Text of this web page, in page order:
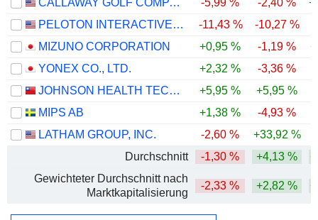
CALLAWAY GOLF COMPANY
-5,99 % -2,40 %
PELOTON INTERACTIVE, INC.
-11,43 % -10,27 %
MIZUNO CORPORATION
+0,95 % -1,19 %
YONEX CO., LTD.
+2,32 % -3,36 %
JOHNSON HEALTH TECH .CO., LTD.
+5,95 % +5,95 %
MIPS AB
+1,38 % -4,93 %
LATHAM GROUP, INC.
-2,60 % +33,92 %
Durchschnitt
-1,30 % +4,13 %
Gewichteter Durchschnitt nach
Marktkapitalisierung
-2,33 % +2,82 %